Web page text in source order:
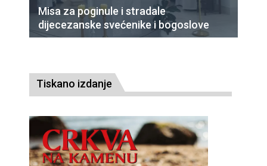
Misa za poginule i stradale
dijecezanske svećenike i bogoslove
Tiskano izdanje